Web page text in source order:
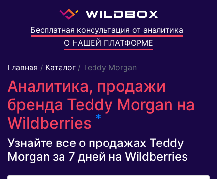
Бесплатная консультация от аналитика
О НАШЕЙ ПЛАТФОРМЕ
Главная / Каталог / Teddy Morgan
Аналитика, продажи
бренда Teddy Morgan на
Wildberries *
Узнайте все о продажах Teddy
Morgan за 7 дней на Wildberries